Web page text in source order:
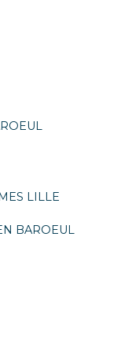
LILLE
BAROEUL